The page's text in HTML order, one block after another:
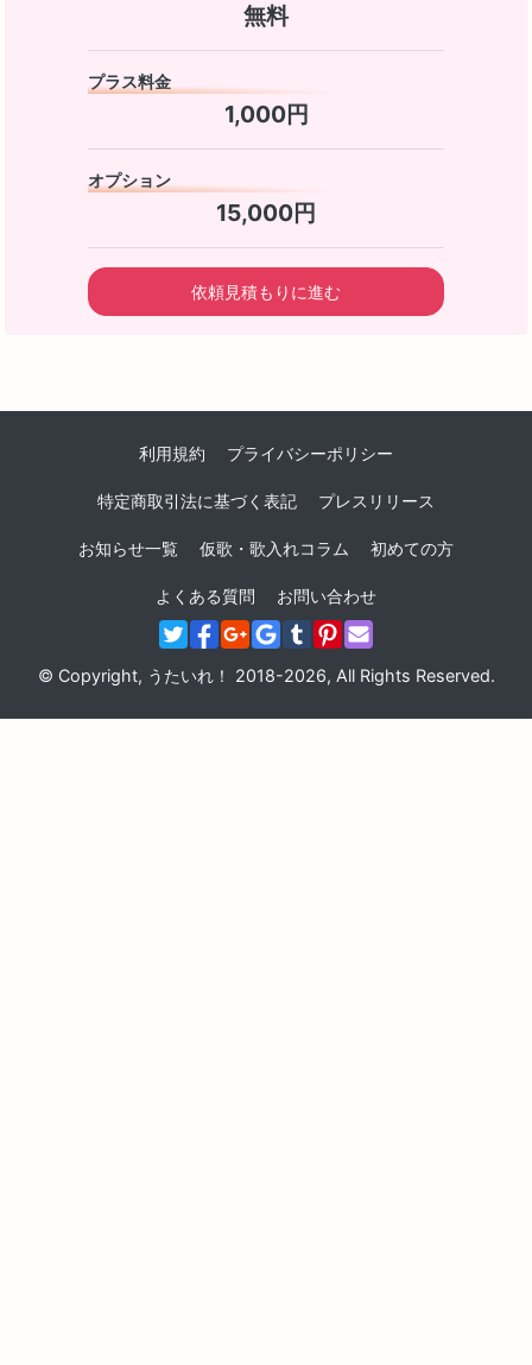
無料
プラス料金
1,000円
オプション
15,000円
依頼見積もりに進む
利用規約 プライバシーポリシー
特定商取引法に基づく表記 プレスリリース
お知らせ一覧 仮歌・歌入れコラム 初めての方
よくある質問 お問い合わせ
© Copyright, うたいれ！ 2018-2026, All Rights Reserved.